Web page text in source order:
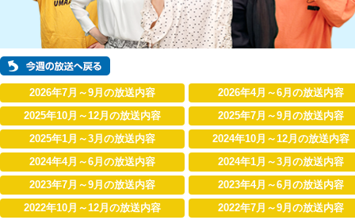
2026年7月～9月の放送内容
2026年4月～6月の放送内容
2025年10月～12月の放送内容
2025年7月～9月の放送内容
2025年1月～3月の放送内容
2024年10月～12月の放送内容
2024年4月～6月の放送内容
2024年1月～3月の放送内容
2023年7月～9月の放送内容
2023年4月～6月の放送内容
2022年10月～12月の放送内容
2022年7月～9月の放送内容